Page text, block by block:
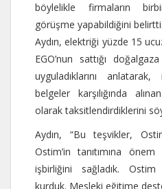
böylelikle firmaların
görüşme yapabildiğini belirtti.
Aydın, elektriği yüzde 15
EGO’nun sattığı
uyguladıklarını
belgeler karşılığında
olarak taksitlendirdiklerini
Aydın, “Bu teşvikler,
Ostim’in tanıtımına
işbirliğini sağladık. Ostim
kurduk. Mesleki eğitime